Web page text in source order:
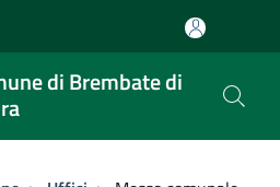
di Brembate di